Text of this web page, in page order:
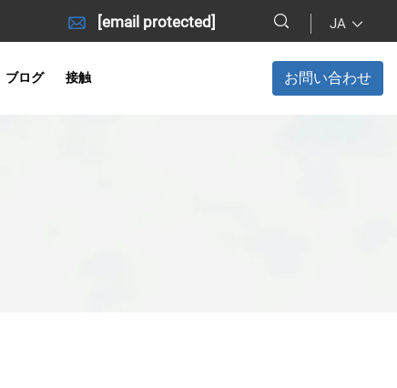
[email protected] JA
ブログ 接触 お問い合わせ